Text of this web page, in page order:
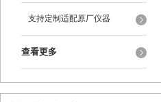
支持定制适配原厂仪器
查看更多